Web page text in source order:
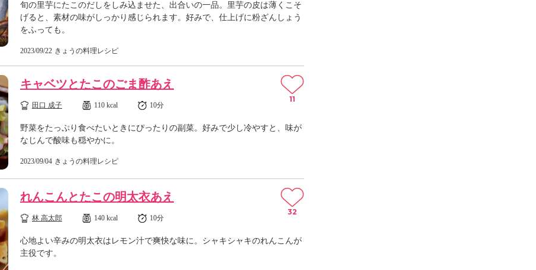
旬の里芋にたこのだしをしみ込ませた、出合いの一品。里芋の皮は薄くこそ
げると、素材の味がしっかり感じられます。好みで、仕上げに粉ざんしょう
をふっても。
2023/09/22 きょうの料理レシピ
キャベツとたこのごま酢あえ
田口 成子 110 kcal 10分
野菜をたっぷり食べたいときにぴったりの副菜。好みで少し冷やすと、味が
なじんで酸味も穏やかに。
2023/09/04 きょうの料理レシピ
11
れんこんとたこの明太衣あえ
林 高太郎 140 kcal 10分
心地よい辛みの明太衣はレモン汁で爽快な味に。シャキシャキのれんこんが
主役です。
32